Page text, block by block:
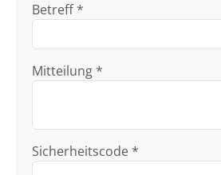
Betreff *
Mitteilung *
Sicherheitscode *